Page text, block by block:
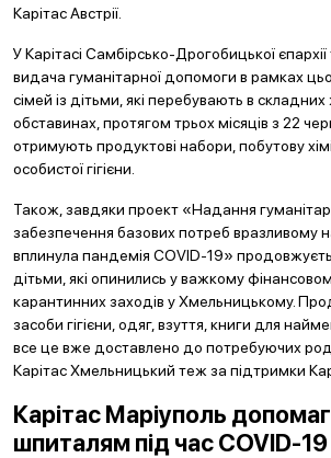
Карітас Австрії.
У Карітасі Самбірсько-Дрогобицької
видача гуманітарної допомоги в рамках
сімей із дітьми, які перебувають в
обставинах, протягом трьох місяців з 22
отримують продуктові набори, побутову
особистої гігієни.
Також, завдяки проект «Надання
забезпечення базових потреб вразливому
вплинула пандемія COVID-19»
дітьми, які опинились у важкому
карантинних заходів у Хмельницькому.
засоби гігієни, одяг, взуття, книги для
все це вже доставлено до потребуючих
Карітас Хмельницький теж за підтримки
Карітас Маріуполь
шпиталям під час COVID-19